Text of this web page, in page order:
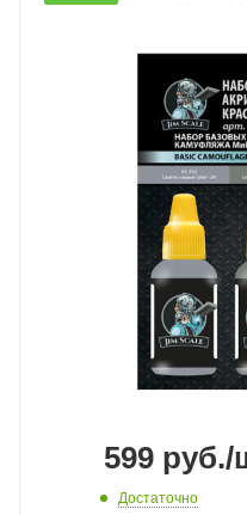
599 руб./
Достаточно